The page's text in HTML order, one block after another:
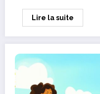
Lire la suite